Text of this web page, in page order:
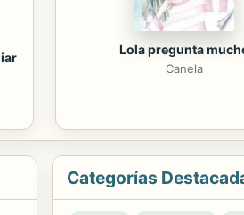
Lola pregunta
Canela
Categorías